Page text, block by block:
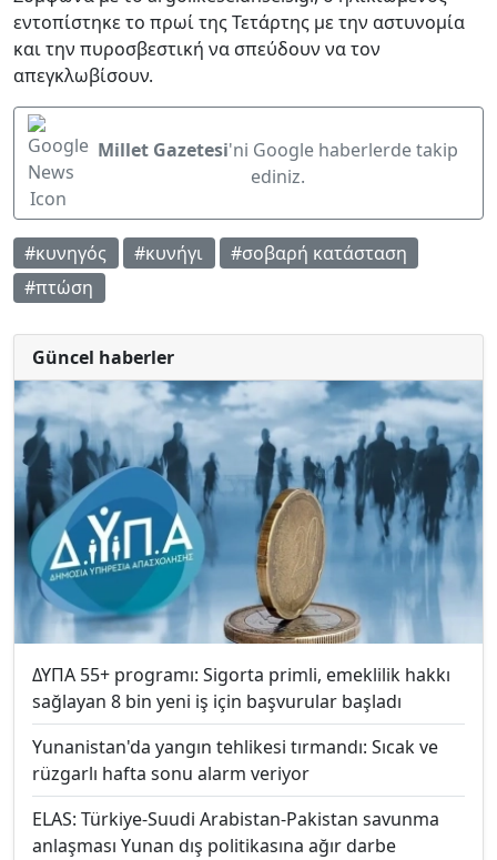
εντοπίστηκε το πρωί της Τετάρτης με την αστυνομία
και την πυροσβεστική να σπεύδουν να τον
απεγκλωβίσουν.
Millet Gazetesi'ni Google haberlerde takip
ediniz.
#κυνηγός #κυνήγι
#σοβαρή κατάσταση
#πτώση
Güncel haberler
ΔΥΠΑ 55+ programı: Sigorta primli, emeklilik hakkı
sağlayan 8 bin yeni iş için başvurular başladı
Yunanistan'da yangın tehlikesi tırmandı: Sıcak ve
rüzgarlı hafta sonu alarm veriyor
ELAS: Türkiye-Suudi Arabistan-Pakistan savunma
anlaşması Yunan dış politikasına ağır darbe